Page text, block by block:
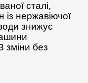
сталі,
із нержавіючої
знижує
зміни без